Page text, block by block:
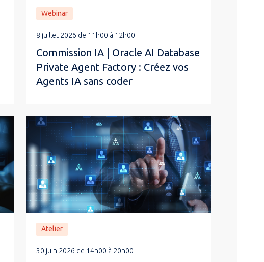
Webinar
8 juillet 2026 de 11h00 à 12h00
Commission IA | Oracle AI Database
Private Agent Factory : Créez vos
Agents IA sans coder
Atelier
30 juin 2026 de 14h00 à 20h00